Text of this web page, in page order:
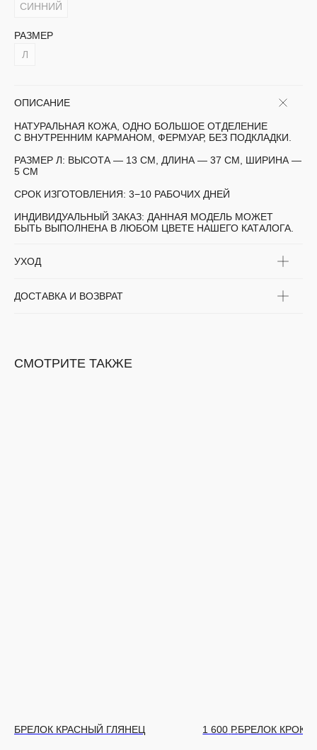
СИННИЙ
РАЗМЕР
Л
ОПИСАНИЕ
НАТУРАЛЬНАЯ КОЖА, ОДНО БОЛЬШОЕ ОТДЕЛЕНИЕ
С ВНУТРЕННИМ КАРМАНОМ, ФЕРМУАР, БЕЗ ПОДКЛАДКИ.
РАЗМЕР Л: ВЫСОТА — 13 СМ, ДЛИНА — 37 СМ, ШИРИНА —
5 СМ
СРОК ИЗГОТОВЛЕНИЯ: 3−10 РАБОЧИХ ДНЕЙ
ИНДИВИДУАЛЬНЫЙ ЗАКАЗ: ДАННАЯ МОДЕЛЬ МОЖЕТ
БЫТЬ ВЫПОЛНЕНА В ЛЮБОМ ЦВЕТЕ НАШЕГО КАТАЛОГА.
УХОД
ДОСТАВКА И ВОЗВРАТ
СМОТРИТЕ ТАКЖЕ
БРЕЛОК КРАСНЫЙ ГЛЯНЕЦ 1 600 Р.БРЕЛОК КРОКО